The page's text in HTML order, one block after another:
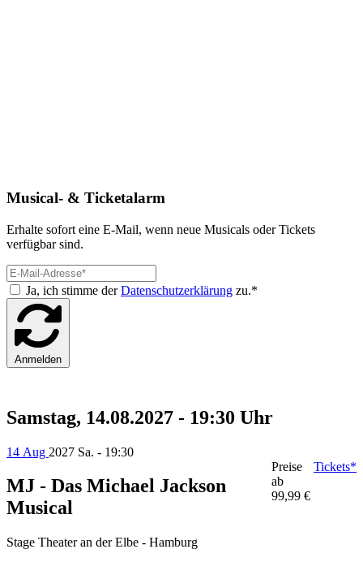
Musical- & Ticketalarm
Erhalte sofort eine E-Mail, wenn neue Musicals oder Tickets
verfügbar sind.
Ja, ich stimme derDatenschutzerklärung zu.*
Anmelden
Samstag, 14.08.2027 - 19:30 Uhr
14 Aug 2027 Sa. - 19:30
MJ - Das Michael Jackson
Musical
Stage Theater an der Elbe - Hamburg
Preise
ab
99,99 €
Tickets*